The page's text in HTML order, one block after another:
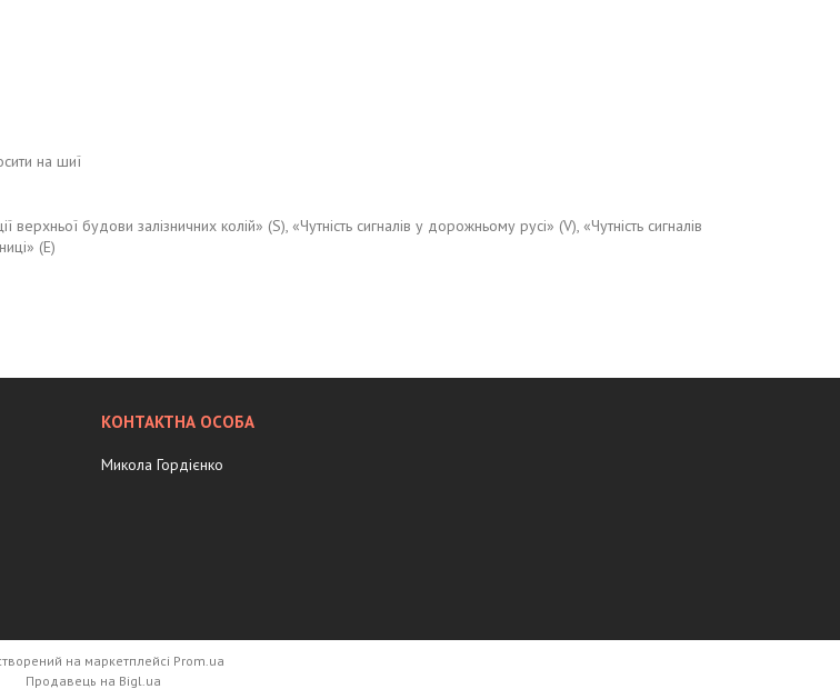
на шиї
будови залізничних колій» (S), «Чутність сигналів у дорожньому русі» (V), «Чутність сигналів
(E)
Микола Гордієнко
на маркетплейсі Prom.ua
Продавець на Bigl.ua